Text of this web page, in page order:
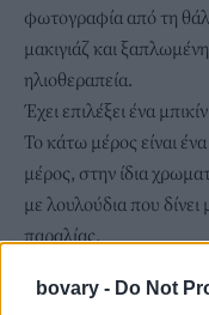
bovary - Do Not
φωτογραφία από τη
μακιγιάζ και
ηλιοθεραπεία.
Έχει επιλέξει ένα
Το κάτω μέρος είναι
μέρος, στην ίδια
με λουλούδια που
παραλίας.
Δείτε τη Βάσω